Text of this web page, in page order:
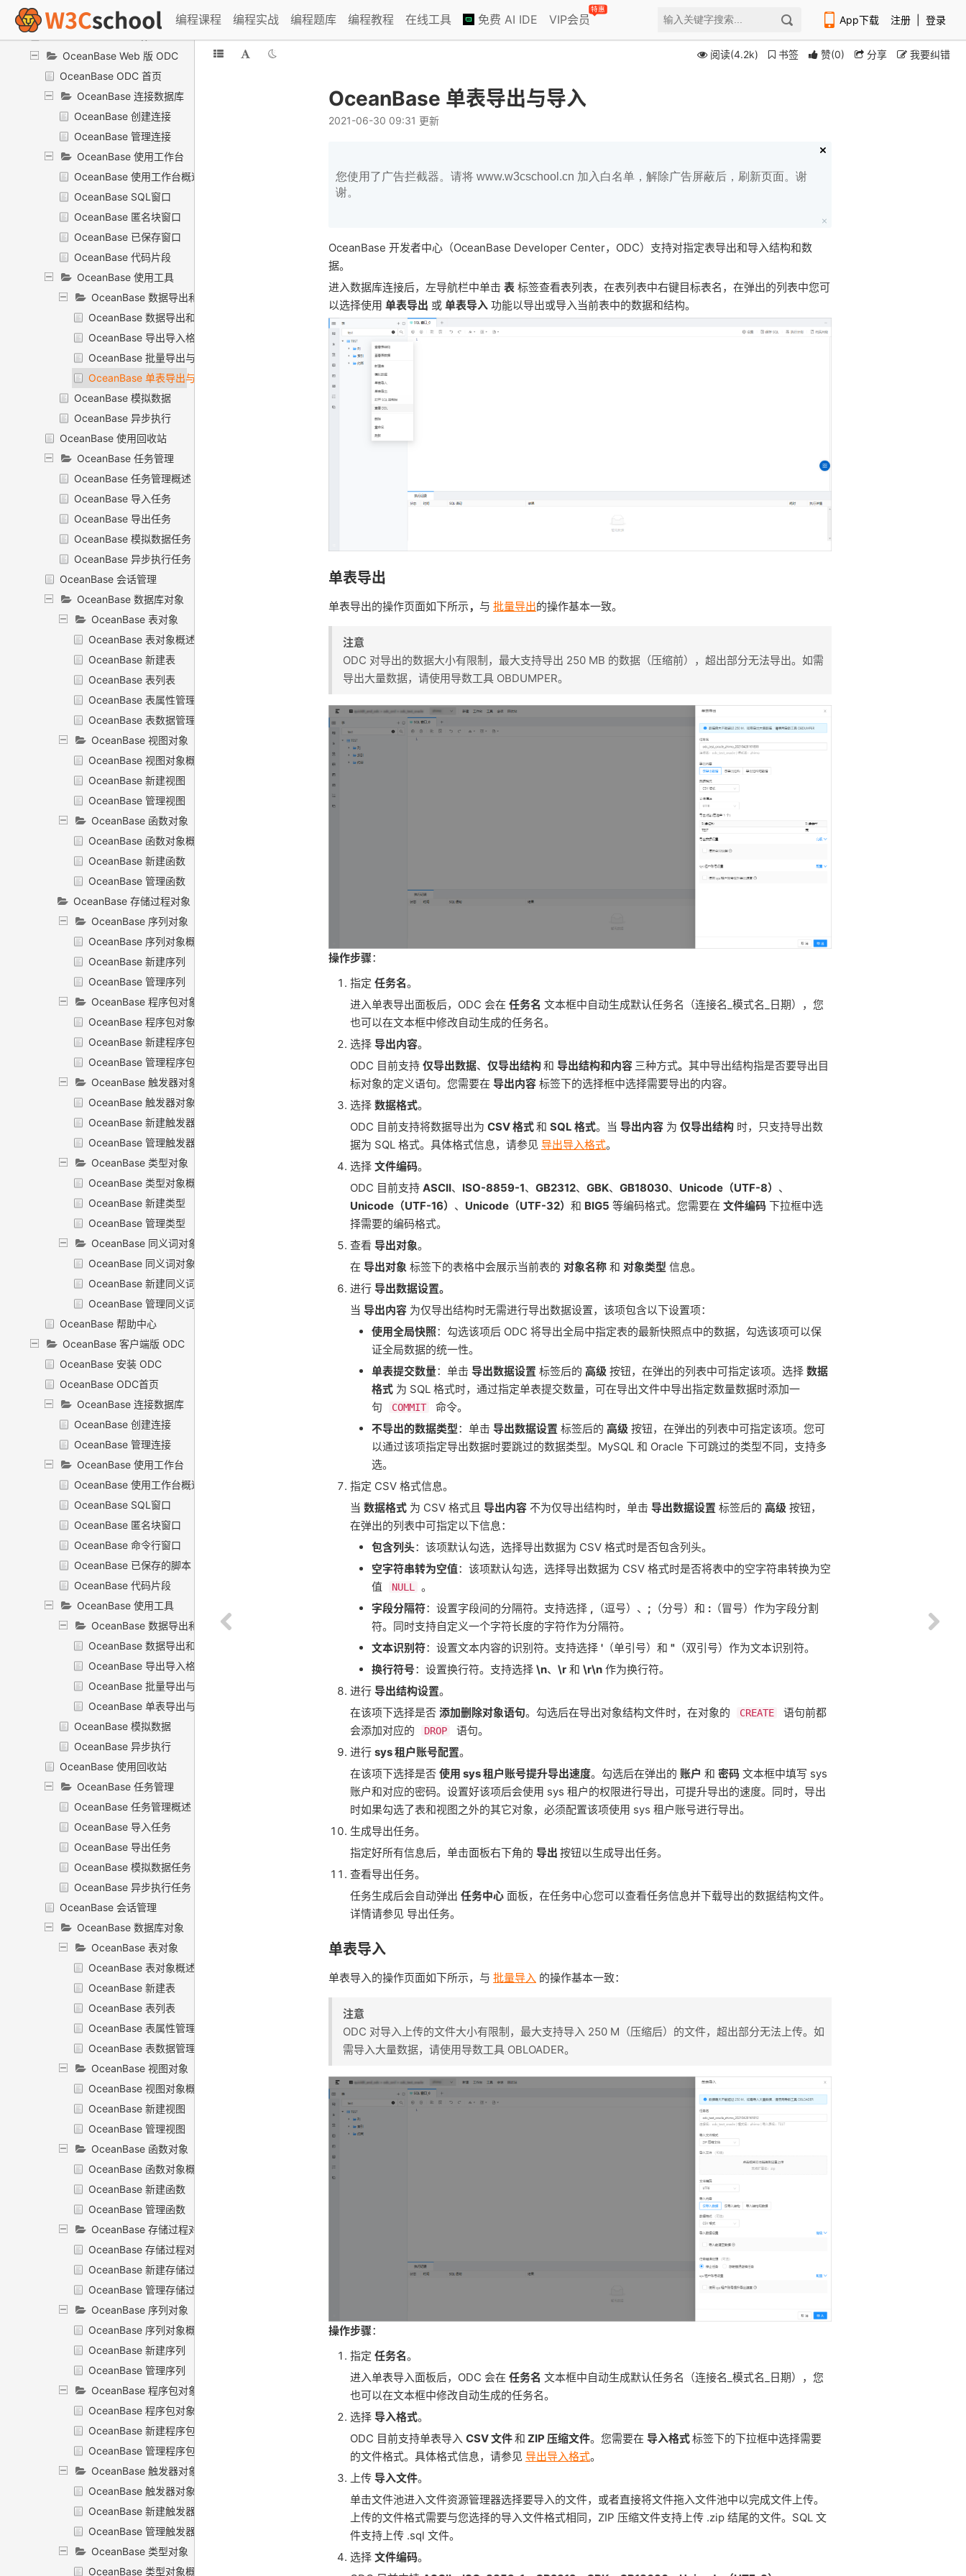
编程课程 编程实战 编程题库 编程教程 在线工具 免费 AI IDE VIP会员
特惠
App下载 注册 登录
OceanBase ODC 使用指南
OceanBase Web 版 ODC
OceanBase ODC 首页
OceanBase 连接数据库
OceanBase 创建连接
OceanBase 管理连接
OceanBase 使用工作台
OceanBase 使用工作台概述
OceanBase SQL窗口
OceanBase 匿名块窗口
OceanBase 已保存窗口
OceanBase 代码片段
OceanBase 使用工具
OceanBase 数据导出和导入
OceanBase 数据导出和导入概述
OceanBase 导出导入格式
OceanBase 批量导出与导入
OceanBase 单表导出与导入
OceanBase 模拟数据
OceanBase 异步执行
OceanBase 使用回收站
OceanBase 任务管理
OceanBase 任务管理概述
OceanBase 导入任务
OceanBase 导出任务
OceanBase 模拟数据任务
OceanBase 异步执行任务
OceanBase 会话管理
OceanBase 数据库对象
OceanBase 表对象
OceanBase 表对象概述
OceanBase 新建表
OceanBase 表列表
OceanBase 表属性管理
OceanBase 表数据管理
OceanBase 视图对象
OceanBase 视图对象概述
OceanBase 新建视图
OceanBase 管理视图
OceanBase 函数对象
OceanBase 函数对象概述
OceanBase 新建函数
OceanBase 管理函数
OceanBase 存储过程对象
OceanBase 序列对象
OceanBase 序列对象概述
OceanBase 新建序列
OceanBase 管理序列
OceanBase 程序包对象
OceanBase 程序包对象概述
OceanBase 新建程序包
OceanBase 管理程序包
OceanBase 触发器对象
OceanBase 触发器对象概述
OceanBase 新建触发器
OceanBase 管理触发器
OceanBase 类型对象
OceanBase 类型对象概述
OceanBase 新建类型
OceanBase 管理类型
OceanBase 同义词对象
OceanBase 同义词对象概述
OceanBase 新建同义词
OceanBase 管理同义词
OceanBase 帮助中心
OceanBase 客户端版 ODC
OceanBase 安装 ODC
OceanBase ODC首页
OceanBase 连接数据库
OceanBase 创建连接
OceanBase 管理连接
OceanBase 使用工作台
OceanBase 使用工作台概述
OceanBase SQL窗口
OceanBase 匿名块窗口
OceanBase 命令行窗口
OceanBase 已保存的脚本
OceanBase 代码片段
OceanBase 使用工具
OceanBase 数据导出和导入
OceanBase 数据导出和导入概述
OceanBase 导出导入格式
OceanBase 批量导出与导入
OceanBase 单表导出与导入
OceanBase 模拟数据
OceanBase 异步执行
OceanBase 使用回收站
OceanBase 任务管理
OceanBase 任务管理概述
OceanBase 导入任务
OceanBase 导出任务
OceanBase 模拟数据任务
OceanBase 异步执行任务
OceanBase 会话管理
OceanBase 数据库对象
OceanBase 表对象
OceanBase 表对象概述
OceanBase 新建表
OceanBase 表列表
OceanBase 表属性管理
OceanBase 表数据管理
OceanBase 视图对象
OceanBase 视图对象概述
OceanBase 新建视图
OceanBase 管理视图
OceanBase 函数对象
OceanBase 函数对象概述
OceanBase 新建函数
OceanBase 管理函数
OceanBase 存储过程对象
OceanBase 存储过程对象概述
OceanBase 新建存储过程
OceanBase 管理存储过程
OceanBase 序列对象
OceanBase 序列对象概述
OceanBase 新建序列
OceanBase 管理序列
OceanBase 程序包对象
OceanBase 程序包对象概述
OceanBase 新建程序包
OceanBase 管理程序包
OceanBase 触发器对象
OceanBase 触发器对象概述
OceanBase 新建触发器
OceanBase 管理触发器
OceanBase 类型对象
OceanBase 类型对象概述
阅读(4.2k) 书签 赞(0) 分享 我要纠错
OceanBase 单表导出与导入
2021-06-30 09:31 更新
您使用了广告拦截器。请将 www.w3cschool.cn 加入白名单，解除广告屏蔽后，刷新页面。谢
谢。
OceanBase 开发者中心（OceanBase Developer Center，ODC）支持对指定表导出和导入结构和数
据。
进入数据库连接后，左导航栏中单击 表 标签查看表列表，在表列表中右键目标表名，在弹出的列表中您可
以选择使用 单表导出 或 单表导入 功能以导出或导入当前表中的数据和结构。
单表导出
单表导出的操作页面如下所示， 与 批量导出的操作基本一致。
注意
ODC 对导出的数据大小有限制，最大支持导出 250 MB 的数据（压缩前），超出部分无法导出。如需
导出大量数据，请使用导数工具 OBDUMPER。
操作步骤：
指定 任务名。
进入单表导出面板后，ODC 会在 任务名 文本框中自动生成默认任务名（连接名_模式名_日期），您
也可以在文本框中修改自动生成的任务名。
选择 导出内容。
ODC 目前支持 仅导出数据、 仅导出结构和 导出结构和内容 三种方式。 其中导出结构指是否要导出目
标对象的定义语句。您需要在 导出内容 标签下的选择框中选择需要导出的内容。
选择 数据格式。
ODC 目前支持将数据导出为 CSV 格式和 SQL 格式。当 导出内容 为 仅导出结构 时，只支持导出数
据为 SQL 格式。具体格式信息，请参见 导出导入格式。
选择 文件编码。
ODC 目前支持 ASCII、 ISO-8859-1、 GB2312、 GBK、 GB18030、 Unicode（UTF-8） 、
Unicode（UTF-16） 、 Unicode（UTF-32） 和 BIG5 等编码格式。您需要在 文件编码 下拉框中选
择需要的编码格式。
查看 导出对象。
在 导出对象 标签下的表格中会展示当前表的 对象名称 和 对象类型 信息。
进行 导出数据设置。
当 导出内容 为仅导出结构时无需进行导出数据设置，该项包含以下设置项：
使用全局快照：勾选该项后 ODC 将导出全局中指定表的最新快照点中的数据，勾选该项可以保
证全局数据的统一性。
单表提交数量：单击 导出数据设置 标签后的 高级 按钮，在弹出的列表中可指定该项。选择 数据
格式 为 SQL 格式时，通过指定单表提交数量，可在导出文件中导出指定数量数据时添加一
句
COMMIT
命令。
不导出的数据类型：单击 导出数据设置 标签后的 高级 按钮，在弹出的列表中可指定该项。您可
以通过该项指定导出数据时要跳过的数据类型。MySQL 和 Oracle 下可跳过的类型不同，支持多
选。
指定 CSV 格式信息。
当 数据格式 为 CSV 格式且 导出内容 不为仅导出结构时，单击 导出数据设置 标签后的 高级 按钮，
在弹出的列表中可指定以下信息：
包含列头：该项默认勾选，选择导出数据为 CSV 格式时是否包含列头。
空字符串转为空值：该项默认勾选，选择导出数据为 CSV 格式时是否将表中的空字符串转换为空
值
NULL 。
字段分隔符：设置字段间的分隔符。支持选择 , （逗号）、 ; （分号）和 : （冒号）作为字段分割
符。同时支持自定义一个字符长度的字符作为分隔符。
文本识别符：设置文本内容的识别符。支持选择 ' （单引号）和 " （双引号）作为文本识别符。
换行符号：设置换行符。支持选择 \n、 \r 和 \r\n 作为换行符。
进行 导出结构设置。
在该项下选择是否 添加删除对象语句。勾选后在导出对象结构文件时，在对象的 CREATE
语句前都
会添加对应的
DROP
语句。
进行 sys 租户账号配置。
在该项下选择是否 使用 sys 租户账号提升导出速度。勾选后在弹出的 账户 和 密码 文本框中填写 sys
账户和对应的密码。设置好该项后会使用 sys 租户的权限进行导出，可提升导出的速度。同时，导出
时如果勾选了表和视图之外的其它对象，必须配置该项使用 sys 租户账号进行导出。
生成导出任务。
指定好所有信息后，单击面板右下角的 导出 按钮以生成导出任务。
查看导出任务。
任务生成后会自动弹出 任务中心 面板，在任务中心您可以查看任务信息并下载导出的数据结构文件。
详情请参见 导出任务。
单表导入
单表导入的操作页面如下所示，与 批量导入 的操作基本一致：
注意
ODC 对导入上传的文件大小有限制，最大支持导入 250 M（压缩后）的文件，超出部分无法上传。如
需导入大量数据，请使用导数工具 OBLOADER。
操作步骤：
指定 任务名。
进入单表导入面板后，ODC 会在 任务名 文本框中自动生成默认任务名（连接名_模式名_日期），您
也可以在文本框中修改自动生成的任务名。
选择 导入格式。
ODC 目前支持单表导入 CSV 文件和 ZIP 压缩文件。您需要在 导入格式标签下的下拉框中选择需要
的文件格式。具体格式信息，请参见 导出导入格式。
上传 导入文件。
单击文件池进入文件资源管理器选择要导入的文件，或者直接将文件拖入文件池中以完成文件上传。
上传的文件格式需要与您选择的导入文件格式相同，ZIP 压缩文件支持上传 .zip 结尾的文件。SQL 文
件支持上传 .sql 文件。
选择 文件编码。